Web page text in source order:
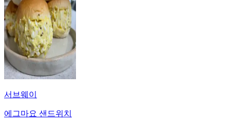
서브웨이
에그마요 샌드위치